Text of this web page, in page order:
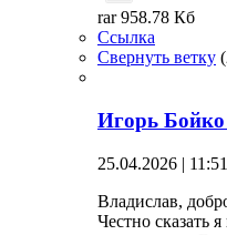
rar 958.78 Кб
Ссылка
Свернуть ветку (
Игорь Бойко
25.04.2026 | 11:51
Владислав,
Честно сказать